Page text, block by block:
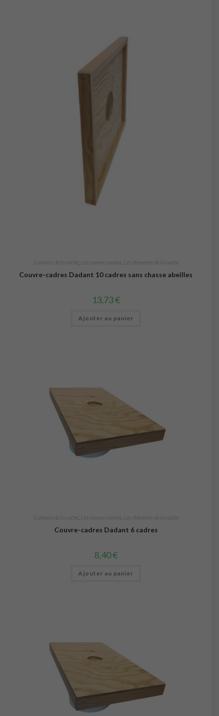
L'univers de la ruche , Les couvre-cadres, Les éléments de la ruche
Couvre-cadres Dadant 10 cadres sans chasse abeilles
13,73€
Ajouter au panier
L'univers de la ruche Les couvre-cadres Les éléments de la ruche
Couvre-cadres Dadant 6 cadres
8,40€
Ajouter au panier